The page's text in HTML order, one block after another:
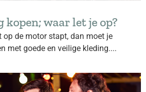
waar let je op?
op de motor stapt, dan moet je
met goede en veilige kleding....